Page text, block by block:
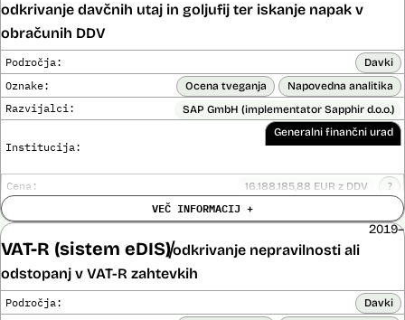
odkrivanje davčnih utaj in goljufij ter iskanje napak v
obračunih DDV
Področja: Davki
Oznake: Ocena tveganja Napovedna analitika
Razvijalci: SAP GmbH (implementator Sapphir d.o.o.)
Institucija:
Generalni finančni urad
Cena: 16.188.185,88 EUR z DDV ?
licence:
opravljena:
Analiza učinka na osebne podatke opravljena:
Posodobljeno: 3. december 2024
V okviru sistema eDIS finančna uprava uporablja umetnointeligenčne
VEČ INFORMACIJ +
VAT-R (sistem eDIS)odkrivanje nepravilnosti ali
odstopanj v VAT-R zahtevkih
2019–
Področja: Davki